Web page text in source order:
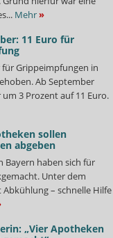
eine schöne Karnevalszeit.
Mehr»
11 Euro für
für Grippeimpfungen in
Ab September
3 Prozent auf 11 Euro.
sollen
abgeben
Bayern haben sich für
Unter dem
– schnelle Hilfe
„Vier Apotheken